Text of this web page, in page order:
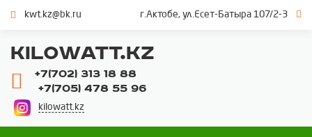
kwt.kz@bk.ru г.Актобе, ул.Есет-Батыра 107/2-3
KILOWATT.KZ
+7(702) 313 18 88
+7(705) 478 55 96
kilowatt.kz